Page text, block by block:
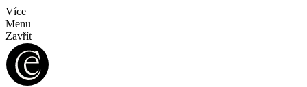
Více
Menu
Zavřít